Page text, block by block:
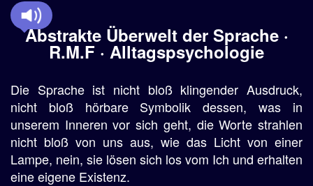
i
n
Abstrakte Überwelt der Sprache ·
R.M.F · Alltagspsychologie
Die Sprache ist nicht bloß klingender Ausdruck,
nicht bloß hörbare Symbolik dessen, was in
unserem Inneren vor sich geht, die Worte strahlen
nicht bloß von uns aus, wie das Licht von einer
Lampe, nein, sie lösen sich los vom Ich und erhalten
eine eigene Existenz.